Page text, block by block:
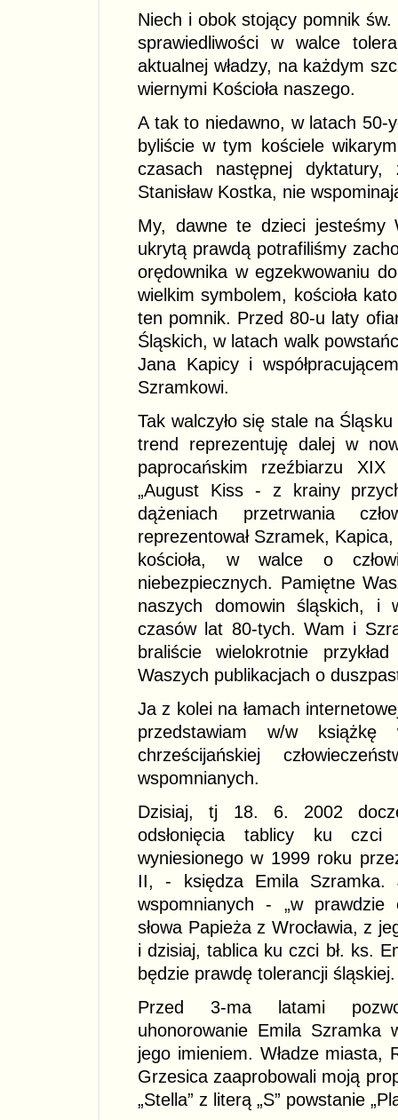
Niech i obok stojący pomnik
sprawiedliwości w walce
aktualnej władzy, na każdym
wiernymi Kościoła naszego.
A tak to niedawno, w latach 50-
byliście w tym kościele
czasach następnej
Stanisław Kostka, nie
My, dawne te dzieci jesteśmy
ukrytą prawdą potrafiliśmy
orędownika w egzekwowaniu
wielkim symbolem, kościoła
ten pomnik. Przed 80-u laty
Śląskich, w latach walk
Jana Kapicy i
Szramkowi.
Tak walczyło się stale na
trend reprezentuję dalej w
paprocańskim rzeźbiarzu
„August Kiss - z krainy
dążeniach przetrwania
reprezentował Szramek,
kościoła, w walce o
niebezpiecznych. Pamiętne
naszych domowin śląskich,
czasów lat 80-tych. Wam i
braliście wielokrotnie
Waszych publikacjach o
Ja z kolei na łamach
przedstawiam w/w
chrześcijańskiej
wspomnianych.
Dzisiaj, tj 18. 6. 2002
odsłonięcia tablicy ku czci
wyniesionego w 1999 roku
II, - księdza Emila Szramka.
wspomnianych - „w prawdzie
słowa Papieża z Wrocławia, z
i dzisiaj, tablica ku czci bł. ks.
będzie prawdę tolerancji śląskiej.
Przed 3-ma latami
uhonorowanie Emila
jego imieniem. Władze miasta,
Grzesica zaaprobowali moją
„Stella” z literą „S” powstanie